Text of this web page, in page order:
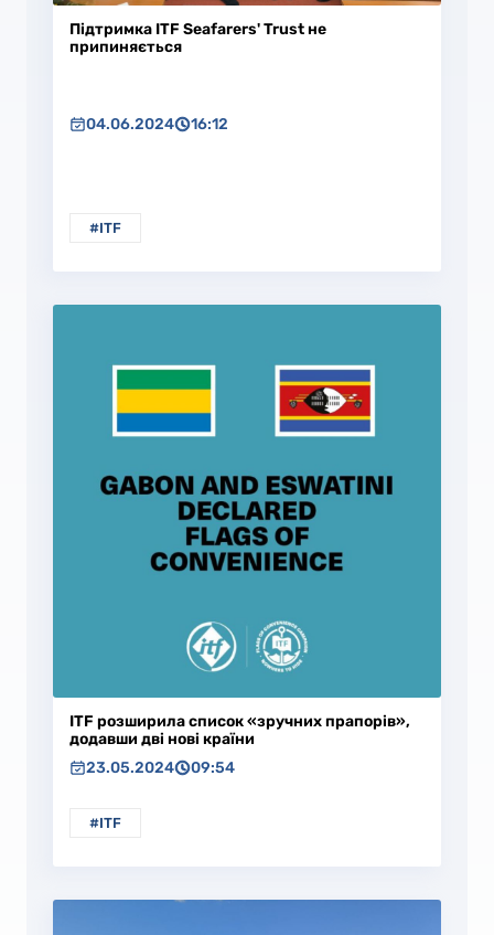
Підтримка ITF Seafarers' Trust не
припиняється
04.06.2024 16:12
#ITF
ITF розширила список «зручних прапорів»,
додавши дві нові країни
23.05.2024
09:54
#ITF